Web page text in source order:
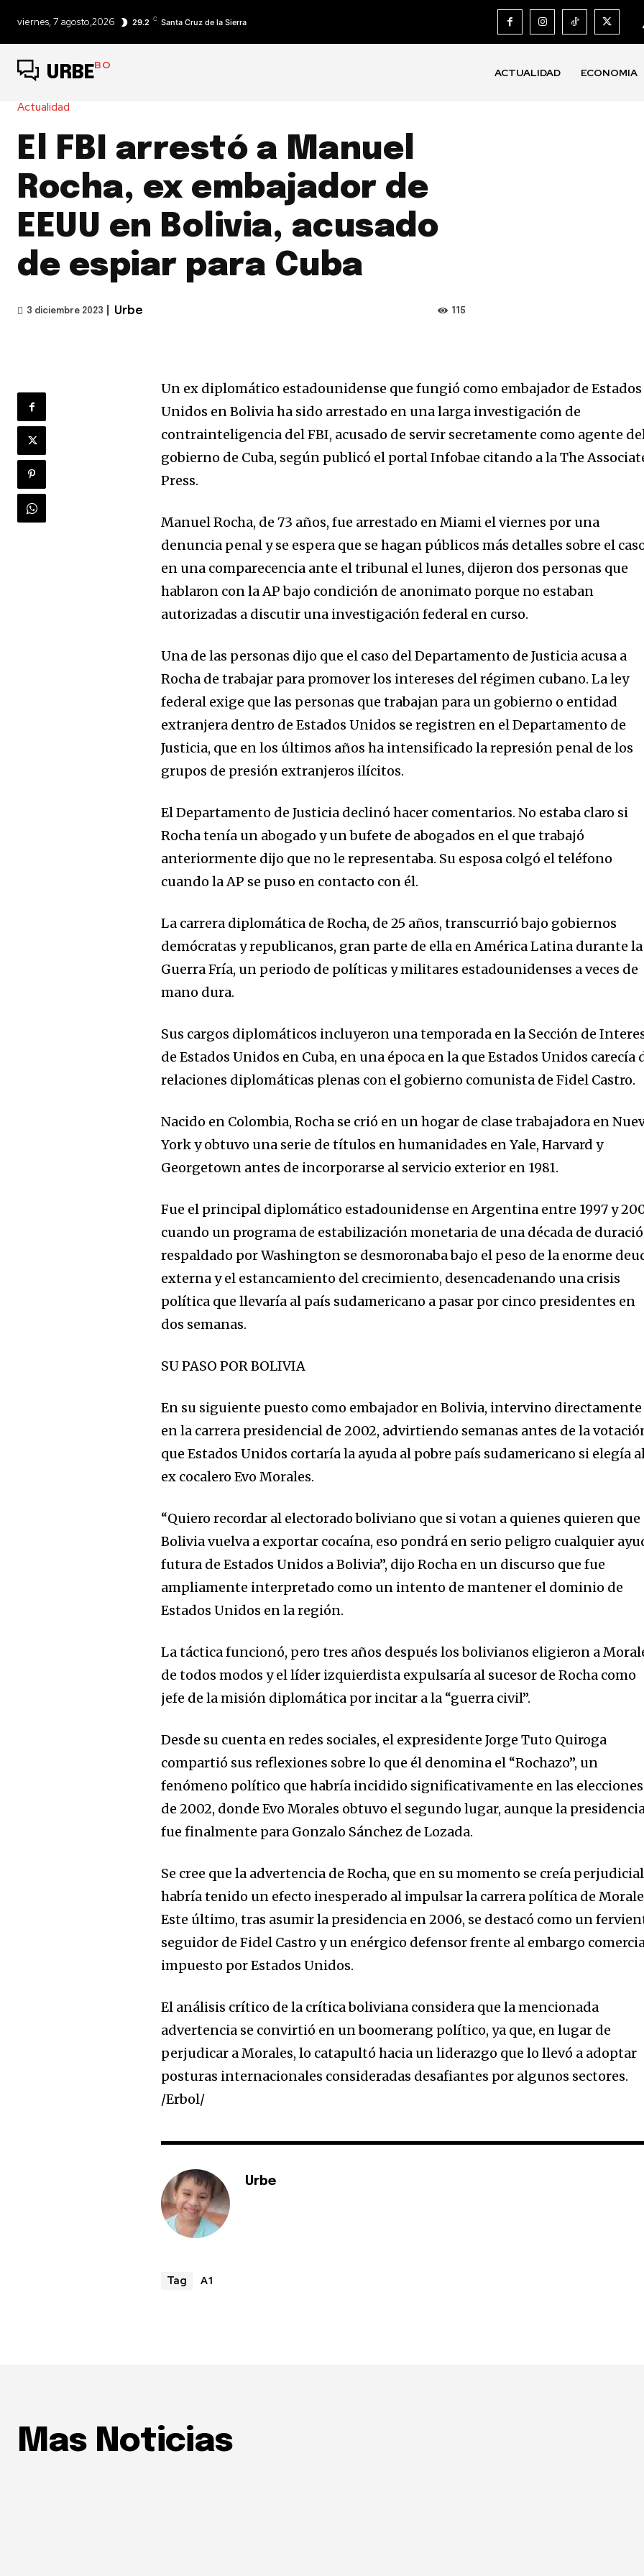
viernes, 7 agosto,2026 29.2 C Santa Cruz de la Sierra
URBEBO
ACTUALIDAD ECONOMIA
Actualidad
El FBI arrestó a Manuel
Rocha, ex embajador de
EEUU en Bolivia, acusado
de espiar para Cuba
3 diciembre 2023 Urbe 115
Un ex diplomático estadounidense que fungió como embajador de Estados
Unidos en Bolivia ha sido arrestado en una larga investigación de
contrainteligencia del FBI, acusado de servir secretamente como agente
gobierno de Cuba, según publicó el portal Infobae citando a la The
Press.
Manuel Rocha, de 73 años, fue arrestado en Miami el viernes por una
denuncia penal y se espera que se hagan públicos más detalles sobre el
en una comparecencia ante el tribunal el lunes, dijeron dos personas que
hablaron con la AP bajo condición de anonimato porque no estaban
autorizadas a discutir una investigación federal en curso.
Una de las personas dijo que el caso del Departamento de Justicia acusa a
Rocha de trabajar para promover los intereses del régimen cubano. La ley
federal exige que las personas que trabajan para un gobierno o entidad
extranjera dentro de Estados Unidos se registren en el Departamento de
Justicia, que en los últimos años ha intensificado la represión penal de los
grupos de presión extranjeros ilícitos.
El Departamento de Justicia declinó hacer comentarios. No estaba claro si
Rocha tenía un abogado y un bufete de abogados en el que trabajó
anteriormente dijo que no le representaba. Su esposa colgó el teléfono
cuando la AP se puso en contacto con él.
La carrera diplomática de Rocha, de 25 años, transcurrió bajo gobiernos
demócratas y republicanos, gran parte de ella en América Latina durante la
Guerra Fría, un periodo de políticas y militares estadounidenses a veces de
mano dura.
Sus cargos diplomáticos incluyeron una temporada en la Sección de
de Estados Unidos en Cuba, en una época en la que Estados Unidos carecía
relaciones diplomáticas plenas con el gobierno comunista de Fidel Castro.
Nacido en Colombia, Rocha se crió en un hogar de clase trabajadora en
York y obtuvo una serie de títulos en humanidades en Yale, Harvard y
Georgetown antes de incorporarse al servicio exterior en 1981.
Fue el principal diplomático estadounidense en Argentina entre 1997 y
cuando un programa de estabilización monetaria de una década de
respaldado por Washington se desmoronaba bajo el peso de la enorme
externa y el estancamiento del crecimiento, desencadenando una crisis
política que llevaría al país sudamericano a pasar por cinco presidentes en
dos semanas.
SU PASO POR BOLIVIA
En su siguiente puesto como embajador en Bolivia, intervino directamente
en la carrera presidencial de 2002, advirtiendo semanas antes de la
que Estados Unidos cortaría la ayuda al pobre país sudamericano si elegía
ex cocalero Evo Morales.
“Quiero recordar al electorado boliviano que si votan a quienes quieren que
Bolivia vuelva a exportar cocaína, eso pondrá en serio peligro cualquier
futura de Estados Unidos a Bolivia”, dijo Rocha en un discurso que fue
ampliamente interpretado como un intento de mantener el dominio de
Estados Unidos en la región.
La táctica funcionó, pero tres años después los bolivianos eligieron a
de todos modos y el líder izquierdista expulsaría al sucesor de Rocha como
jefe de la misión diplomática por incitar a la “guerra civil”.
Desde su cuenta en redes sociales, el expresidente Jorge Tuto Quiroga
compartió sus reflexiones sobre lo que él denomina el “Rochazo”, un
fenómeno político que habría incidido significativamente en las elecciones
de 2002, donde Evo Morales obtuvo el segundo lugar, aunque la
fue finalmente para Gonzalo Sánchez de Lozada.
Se cree que la advertencia de Rocha, que en su momento se creía
habría tenido un efecto inesperado al impulsar la carrera política de
Este último, tras asumir la presidencia en 2006, se destacó como un
seguidor de Fidel Castro y un enérgico defensor frente al embargo
impuesto por Estados Unidos.
El análisis crítico de la crítica boliviana considera que la mencionada
advertencia se convirtió en un boomerang político, ya que, en lugar de
perjudicar a Morales, lo catapultó hacia un liderazgo que lo llevó a adoptar
posturas internacionales consideradas desafiantes por algunos sectores.
/Erbol/
Urbe
Tag A1
Mas Noticias